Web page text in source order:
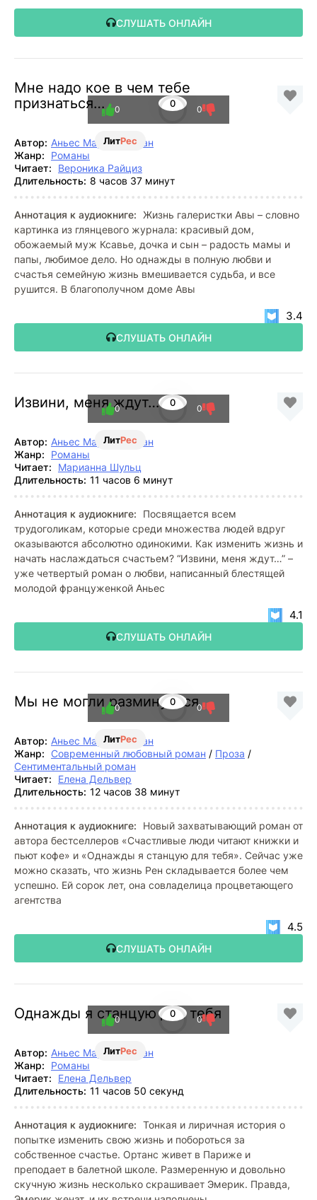
СЛУШАТЬ ОНЛАЙН
Мне надо кое в чем тебе
признаться…
ЛитРес
0
0 0
Автор: Аньес Мартен-Люган
Жанр:
Романы
Читает:
Вероника Райциз
Длительность: 8 часов 37 минут
Аннотация к аудиокниге:
Жизнь галеристки Авы – словно
картинка из глянцевого журнала: красивый дом,
обожаемый муж Ксавье, дочка и сын – радость мамы и
папы, любимое дело. Но однажды в полную любви и
счастья семейную жизнь вмешивается судьба, и все
рушится. В благополучном доме Авы
СЛУШАТЬ ОНЛАЙН
3.4
Извини, меня ждут…
ЛитРес
0
0 0
Автор: Аньес Мартен-Люган
Жанр:
Романы
Читает:
Марианна Шульц
Длительность: 11 часов 6 минут
Аннотация к аудиокниге:
Посвящается всем
трудоголикам, которые среди множества людей вдруг
оказываются абсолютно одинокими. Как изменить жизнь и
начать наслаждаться счастьем? “Извини, меня ждут…” –
уже четвертый роман о любви, написанный блестящей
молодой француженкой Аньес
СЛУШАТЬ ОНЛАЙН
4.1
Мы не могли разминуться
ЛитРес
0
0 0
Автор: Аньес Мартен-Люган
Жанр: Современный любовный роман / Проза /
Сентиментальный роман
Читает:
Елена Дельвер
Длительность: 12 часов 38 минут
Аннотация к аудиокниге:
Новый захватывающий роман от
автора бестселлеров «Счастливые люди читают книжки и
пьют кофе» и «Однажды я станцую для тебя». Сейчас уже
можно сказать, что жизнь Рен складывается более чем
успешно. Ей сорок лет, она совладелица процветающего
агентства
СЛУШАТЬ ОНЛАЙН
4.5
Однажды я станцую для тебя
ЛитРес
0
0 0
Автор: Аньес Мартен-Люган
Жанр:
Романы
Читает:
Елена Дельвер
Длительность: 11 часов 50 секунд
Аннотация к аудиокниге: Тонкая и лиричная история о
попытке изменить свою жизнь и побороться за
собственное счастье. Ортанс живет в Париже и
преподает в балетной школе. Размеренную и довольно
скучную жизнь несколько скрашивает Эмерик. Правда,